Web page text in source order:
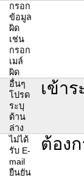
กรอก
ข้อมูล
ผิด
เช่น
กรอก
เมล์
ผิด
อื่นๆ
โปรด
ระบุ
ด้าน
ล่าง
เข้า
ไม่ได้
รับ E-
mail
ยืนยัน
ต้อง